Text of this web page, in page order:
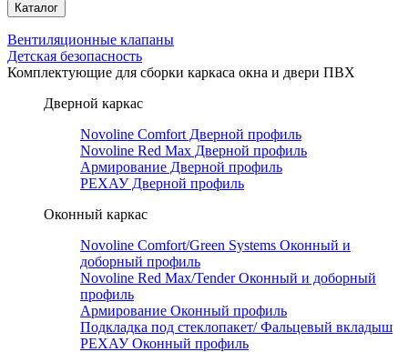
Каталог
Вентиляционные клапаны
Детская безопасность
Комплектующие для сборки каркаса окна и двери ПВХ
Дверной каркас
Novoline Comfort Дверной профиль
Novoline Red Мax Дверной профиль
Армирование Дверной профиль
РЕХАУ Дверной профиль
Оконный каркас
Novoline Comfort/Green Systems Оконный и
доборный профиль
Novoline Red Max/Tender Оконный и доборный
профиль
Армирование Оконный профиль
Подкладка под стеклопакет/ Фальцевый вкладыш
РЕХАУ Оконный профиль